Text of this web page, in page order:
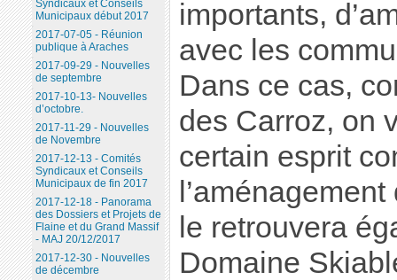
importants,
avec les
Dans ce cas,
des Carroz, on
certain esprit
le retrouvera
Domaine
Syndicaux et Conseils
Municipaux début 2017
2017-07-05 - Réunion
publique à Araches
2017-09-29 - Nouvelles
de septembre
2017-10-13- Nouvelles
d’octobre.
2017-11-29 - Nouvelles
de Novembre
2017-12-13 - Comités
Syndicaux et Conseils
Municipaux de fin 2017
2017-12-18 - Panorama
des Dossiers et Projets de
Flaine et du Grand Massif
- MAJ 20/12/2017
2017-12-30 - Nouvelles
de décembre